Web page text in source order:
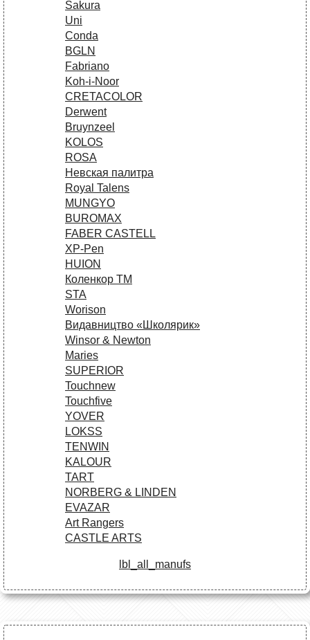
Sakura
Uni
Conda
BGLN
Fabriano
Koh-i-Noor
CRETACOLOR
Derwent
Bruynzeel
KOLOS
ROSA
Невская палитра
Royal Talens
MUNGYO
BUROMAX
FABER CASTELL
XP-Pen
HUION
Коленкор ТМ
STA
Worison
Видавництво «Школярик»
Winsor & Newton
Maries
SUPERIOR
Touchnew
Touchfive
YOVER
LOKSS
TENWIN
KALOUR
TART
NORBERG & LINDEN
EVAZAR
Art Rangers
CASTLE ARTS
lbl_all_manufs